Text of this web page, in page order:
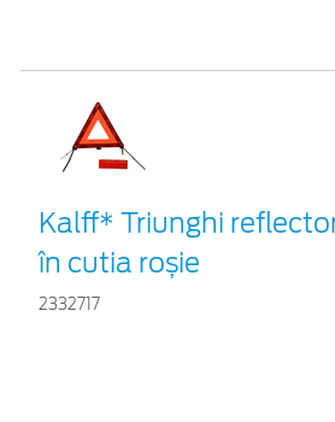
Kalff* Triunghi
în cutia roșie
2332717